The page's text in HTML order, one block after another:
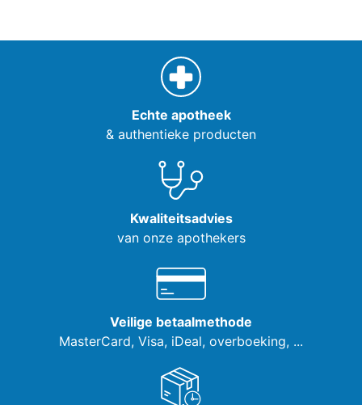
Echte apotheek
& authentieke producten
Kwaliteitsadvies
van onze apothekers
Veilige betaalmethode
MasterCard, Visa, iDeal, overboeking, ...